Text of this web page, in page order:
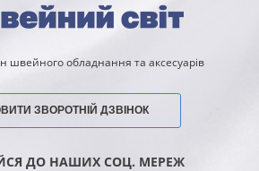
швейного обладнання та аксесуарів
ЗВОРОТНІЙ ДЗВІНОК
ДО НАШИХ СОЦ. МЕРЕЖ